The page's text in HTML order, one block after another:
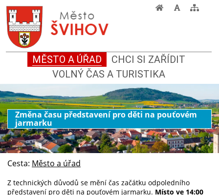
MĚSTO A ÚŘAD
CHCI SI ZAŘÍDIT
VOLNÝ ČAS A TURISTIKA
Změna času představení pro děti na pouťovém
jarmarku
Cesta: Město a úřad
Z technických důvodů se mění čas začátku odpoledního
představení pro děti na pouťovém jarmarku. Místo ve 14:00